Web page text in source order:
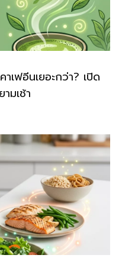
เฟอีนเยอะกว่า? เปิด
มเช้า